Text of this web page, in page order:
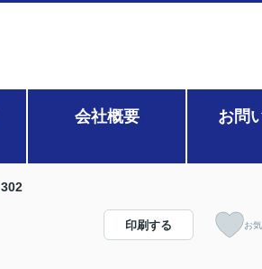
会社概要 お問
302
印刷する お